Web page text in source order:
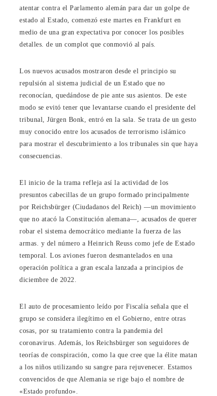
atentar contra el Parlamento alemán para dar un golpe de
estado al Estado, comenzó este martes en Frankfurt en
medio de una gran expectativa por conocer los posibles
detalles. de un complot que conmovió al país.
Los nuevos acusados ​​mostraron desde el principio su
repulsión al sistema judicial de un Estado que no
reconocían, quedándose de pie ante sus asientos. De este
modo se evitó tener que levantarse cuando el presidente del
tribunal, Jürgen Bonk, entró en la sala. Se trata de un gesto
muy conocido entre los acusados ​​de terrorismo islámico
para mostrar el descubrimiento a los tribunales sin que haya
consecuencias.
El inicio de la trama refleja así la actividad de los
presuntos cabecillas de un grupo formado principalmente
por Reichsbürger (Ciudadanos del Reich) ―un movimiento
que no atacó la Constitución alemana―, acusados ​​de querer
robar el sistema democrático mediante la fuerza de las
armas. y del número a Heinrich Reuss como jefe de Estado
temporal. Los aviones fueron desmantelados en una
operación política a gran escala lanzada a principios de
diciembre de 2022.
El auto de procesamiento leído por Fiscalía señala que el
grupo se considera ilegítimo en el Gobierno, entre otras
cosas, por su tratamiento contra la pandemia del
coronavirus. Además, los Reichsbürger son seguidores de
teorías de conspiración, como la que cree que la élite matan
a los niños utilizando su sangre para rejuvenecer. Estamos
convencidos de que Alemania se rige bajo el nombre de
«Estado profundo».